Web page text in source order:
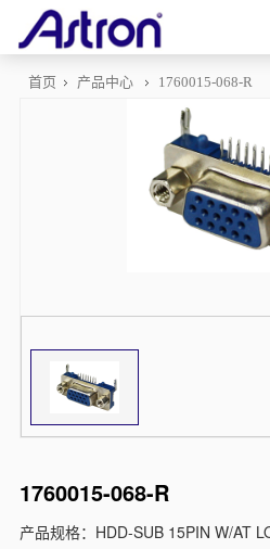
首页 产品中心 1760015-068-R
1760015-068-R
产品规格：HDD-SUB 15PIN W/AT